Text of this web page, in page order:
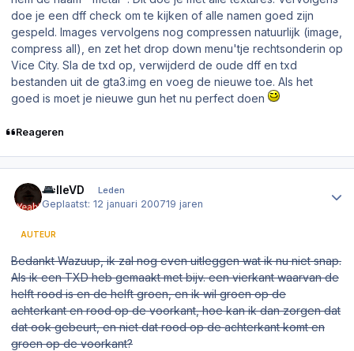
doe je een dff check om te kijken of alle namen goed zijn
gespeld. Images vervolgens nog compressen natuurlijk (image,
compress all), en zet het drop down menu'tje rechtsonderin op
Vice City. Sla de txd op, verwijderd de oude dff en txd
bestanden uit de gta3.img en voeg de nieuwe toe. Als het
goed is moet je nieuwe gun het nu perfect doen
Reageren
JelleVD Leden
Geplaatst:12 januari 200719 jaren
AUTEUR
Bedankt Wazuup, ik zal nog even uitleggen wat ik nu niet snap.
Als ik een TXD heb gemaakt met bijv. een vierkant waarvan de
helft rood is en de helft groen, en ik wil groen op de
achterkant en rood op de voorkant, hoe kan ik dan zorgen dat
dat ook gebeurt, en niet dat rood op de achterkant komt en
groen op de voorkant?